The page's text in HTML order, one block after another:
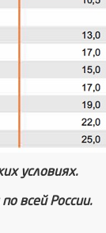
условиях.
всей России.